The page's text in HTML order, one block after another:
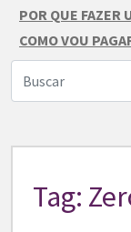
POR QUE FAZER
COMO VOU
Tag: